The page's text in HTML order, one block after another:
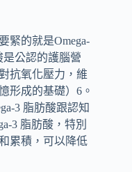
緊的就是Omega-
是公認的護腦營
抗氧化壓力，維
形成的基礎）6。
3 脂肪酸跟認知
3 脂肪酸，特別
累積，可以降低